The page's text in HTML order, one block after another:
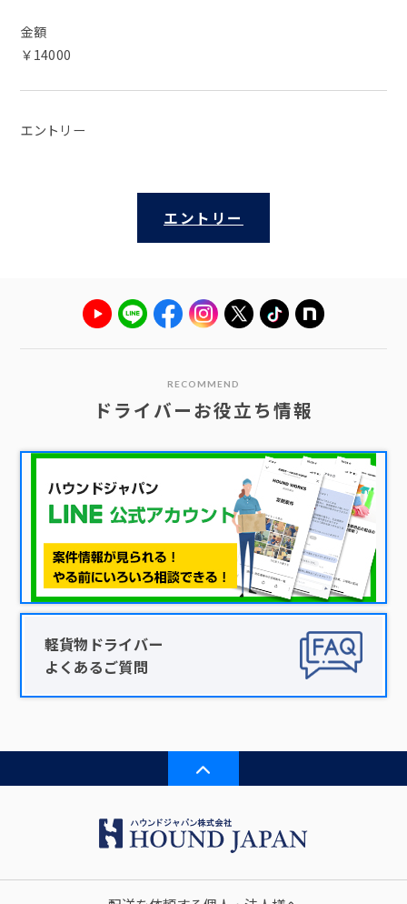
金額
￥14000
エントリー
エントリー
RECOMMEND
ドライバーお役立ち情報
軽貨物ドライバー
よくあるご質問